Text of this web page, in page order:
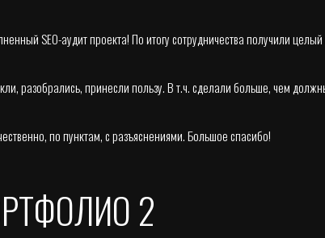
SEO-аудит проекта! По итогу сотрудничества получили
разобрались, принесли пользу. В т.ч. сделали больше, чем
по пунктам, с разъяснениями. Большое спасибо!
2